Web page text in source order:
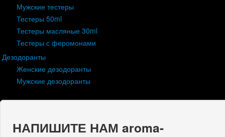
Мужские тестеры
Тестеры 50ml
Тестеры масляные 30ml
Тестеры с феромонами
Дезодоранты
Женские дезодоранты
Мужские дезодоранты
НАПИШИТЕ НАМ aroma-